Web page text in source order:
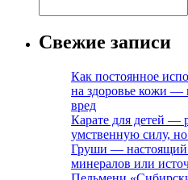
Свежие записи
Как постоянное
на здоровье кожи
вред
Карате для детей —
умственную силу, но
Груши —
минералов или